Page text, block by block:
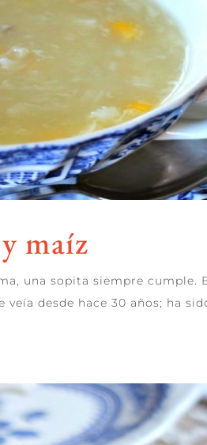
maíz
una sopita siempre cumple.
desde hace 30 años; ha